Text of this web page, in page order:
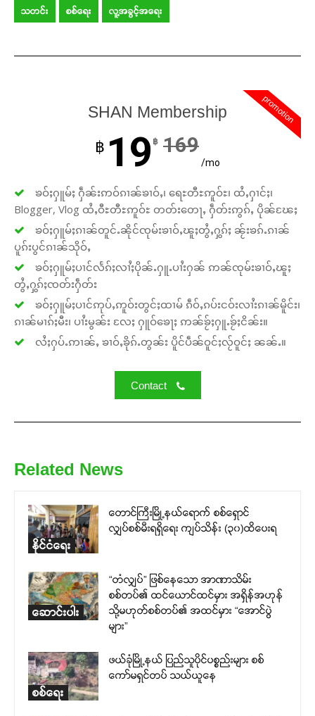
သတင်း စစ်ရေး လူ့အခွင့်အရေး
promotion
SHAN Membership
฿ 19 ฿ 169
/mo
ၶဝ်ႈႁူမ်ႈ ႁဵၼ်းဢဝ်ၵၢၼ်ၶၢဝ်ႇ၊ ရေႊတီႊဢူဝ်ႊ၊ ထႆႇႁၢင်ႈ၊
Blogger, Vlog ထႆႇဝီႊတီႊဢူဝ်ႊ တတ်းတေႃႇ ႁဵတ်းဢွၵ်ႇ ပိုၼ်ၽႄႈ
ၶဝ်ႈႁူမ်ႈၵၢၼ်တူင်ႉၼိုင်ၸုမ်းၶၢဝ်ႇၽူႈတွႆႇႁွၵ်ႈ ၼႂ်းၶၵ်ႉၵၢၼ်
ပူၵ်းပွင်ၵၢၼ်သိုဝ်ႇ
ၶဝ်ႈႁူမ်ႈပၢင်လႅၵ်ႈလၢႆႈပိုၼ်ႉႁူႉပၢႆးႁၼ် ဢၼ်ၸုမ်းၶၢဝ်ႇၽူႈ
တွႆႇႁွၵ်ႈၸတ်းႁဵတ်း
ၶဝ်ႈႁူမ်ႈပၢင်ဢုပ်ႇဢူဝ်းတွင်ႈထၢမ် ၵဵဝ်ႇၵပ်းငဝ်းလၢႆးၵၢၼ်မိူင်း၊
ၵၢၼ်မၢၵ်ႈမီး၊ ပၢႆးမွၼ်း လႄႈ ႁူဝ်ၶေႃႈ ဢၼ်ၶႂ်ႈႁူႉၶႂ်ႈငိၼ်း။
လႆႈႁပ်ႉဢၢၼ်ႇ ၶၢဝ်ႇၶိုၵ်ႉတွၼ်း ပိူင်ပဵၼ်ဝူင်ႈလႂ်ဝူင်ႈ ၼၼ်ႉ။
Contact
Related News
နိုင်ငံရေး
တောင်ကြီးမြို့နယ်ရောက် စစ်ရှောင်
လျှပ်စစ်မီးရရှိရေး ကျပ်သိန်း (၃၀)ထိပေးရ
ဆောင်းပါး
“တံလျှပ်” ဖြစ်နေသော အာဏာသိမ်း
စစ်တပ်၏ ထင်ယောင်ထင်မှား အရှိန်အဟုန်
သို့မဟုတ်စစ်တပ်၏ အထင်မှား “အောင်ပွဲ
များ”
စစ်ရေး
ဖယ်ခုံမြို့နယ် ပြည်သူပိုင်ပစ္စည်းများ စစ်
ကော်မရှင်တပ် သယ်ယူနေ